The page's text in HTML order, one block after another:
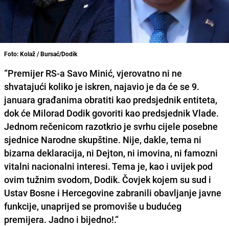
Foto: Kolaž / Bursać/Dodik
“Premijer RS-a Savo Minić, vjerovatno ni ne
shvatajući koliko je iskren, najavio je da će se 9.
januara građanima obratiti kao predsjednik entiteta,
dok će Milorad Dodik govoriti kao predsjednik Vlade.
Jednom rečenicom razotkrio je svrhu cijele posebne
sjednice Narodne skupštine. Nije, dakle, tema ni
bizarna deklaracija, ni Dejton, ni imovina, ni famozni
vitalni nacionalni interesi. Tema je, kao i uvijek pod
ovim tužnim svodom, Dodik. Čovjek kojem su sud i
Ustav Bosne i Hercegovine zabranili obavljanje javne
funkcije, unaprijed se promoviše u budućeg
premijera. Jadno i bijedno!.“